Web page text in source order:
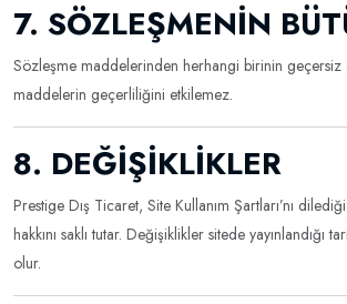
7. SÖZLEŞMENİN
Sözleşme maddelerinden herhangi birinin geçersiz
maddelerin geçerliliğini etkilemez.
8. DEĞİŞİKLİKLER
Prestige Dış Ticaret, Site Kullanım Şartları’nı
hakkını saklı tutar. Değişiklikler sitede yayınlandığı
olur.